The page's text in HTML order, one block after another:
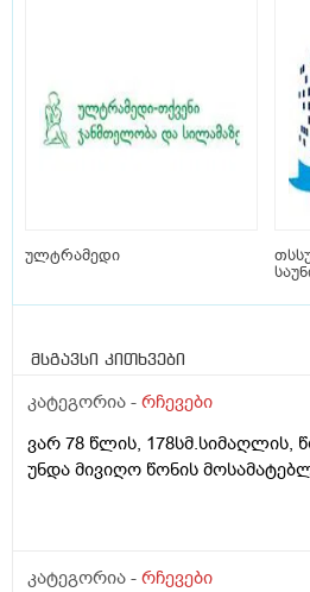
ულტრამედი
მსგავსი კითხვები
კატეგორია - რჩევები
ვარ 78 წლის, 178სმ.სიმაღლის,
უნდა მივიღო წონის
კატეგორია - რჩევები